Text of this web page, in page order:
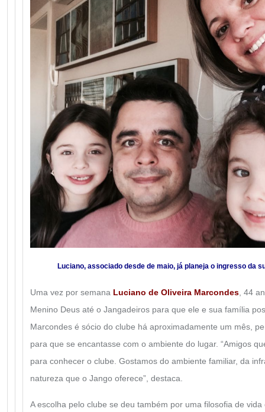
Luciano, associado desde de maio, já planeja o ingresso da
Uma vez por semana Luciano de Oliveira Marcondes , 44
Menino Deus até o Jangadeiros para que ele e sua família
Marcondes é sócio do clube há aproximadamente um mês,
para que se encantasse com o ambiente do lugar. “Amigos
para conhecer o clube. Gostamos do ambiente familiar, da
natureza que o Jango oferece”, destaca.
A escolha pelo clube se deu também por uma filosofia de